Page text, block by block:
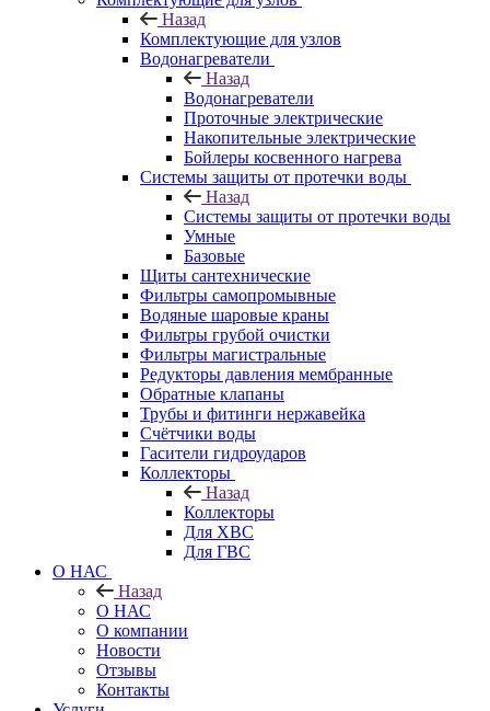
Назад
Комплектующие для узлов
Водонагреватели
Назад
Водонагреватели
Проточные электрические
Накопительные электрические
Бойлеры косвенного нагрева
Системы защиты от протечки воды
Назад
Системы защиты от протечки воды
Умные
Базовые
Щиты сантехнические
Фильтры самопромывные
Водяные шаровые краны
Фильтры грубой очистки
Фильтры магистральные
Редукторы давления мембранные
Обратные клапаны
Трубы и фитинги нержавейка
Счётчики воды
Гасители гидроударов
Коллекторы
Назад
Коллекторы
Для ХВС
Для ГВС
О НАС
Назад
О НАС
О компании
Новости
Отзывы
Контакты